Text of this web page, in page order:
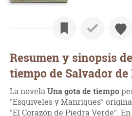
Resumen y sinopsis
tiempo de Salvador
La novelaUna gota de tiempo
"Esquiveles y Manriques"
"El Corazón de Piedra Verde".